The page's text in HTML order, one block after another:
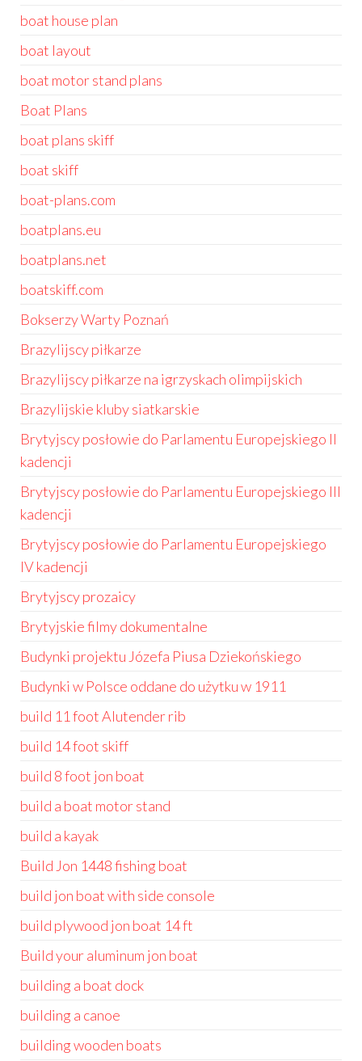
boat house plan
boat layout
boat motor stand plans
Boat Plans
boat plans skiff
boat skiff
boat-plans.com
boatplans.eu
boatplans.net
boatskiff.com
Bokserzy Warty Poznań
Brazylijscy piłkarze
Brazylijscy piłkarze na igrzyskach olimpijskich
Brazylijskie kluby siatkarskie
Brytyjscy posłowie do Parlamentu Europejskiego II
kadencji
Brytyjscy posłowie do Parlamentu Europejskiego III
kadencji
Brytyjscy posłowie do Parlamentu Europejskiego
IV kadencji
Brytyjscy prozaicy
Brytyjskie filmy dokumentalne
Budynki projektu Józefa Piusa Dziekońskiego
Budynki w Polsce oddane do użytku w 1911
build 11 foot Alutender rib
build 14 foot skiff
build 8 foot jon boat
build a boat motor stand
build a kayak
Build Jon 1448 fishing boat
build jon boat with side console
build plywood jon boat 14 ft
Build your aluminum jon boat
building a boat dock
building a canoe
building wooden boats